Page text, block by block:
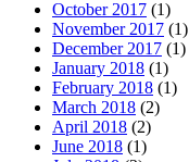
October 2017 (1)
November 2017 (1)
December 2017 (1)
January 2018 (1)
February 2018 (1)
March 2018 (2)
April 2018 (2)
June 2018 (1)